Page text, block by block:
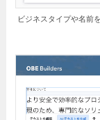
ビジネスタイプや名前